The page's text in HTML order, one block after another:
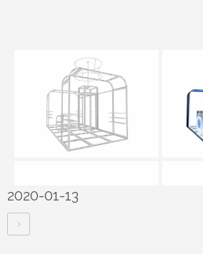
2020-01-13